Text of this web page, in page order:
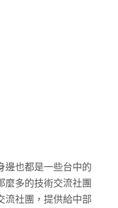
邊也都是一些台中的
麼多的技術交流社團
流社團，提供給中部